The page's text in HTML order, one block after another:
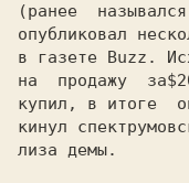
(ранее
опубликовал
в газете Buzz.
на  продажу  за
купил, в итоге
кинул
лиза демы.